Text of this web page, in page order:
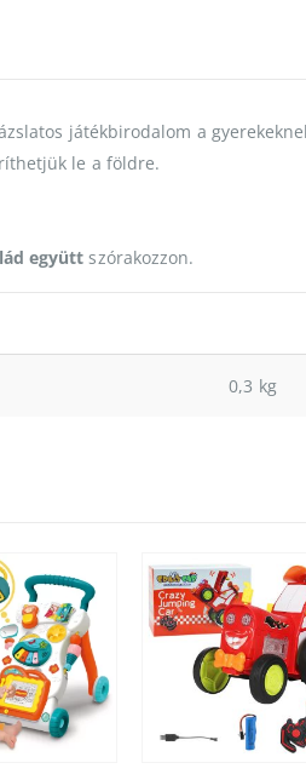
játékbirodalom a
le a földre.
együtt szórakozzon.
0,3 kg